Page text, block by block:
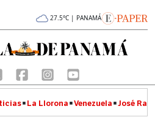
27.5°C | PANAMÁ
La Llorona Venezuela José